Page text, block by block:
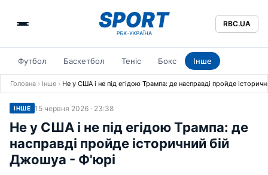
RBC.UA
Футбол Баскетбол Теніс Бокс Інше
Головна › Інше › Не у США і не під егідою Трампа: де насправді пройде
ІНШЕ 15 червня 2026 · 23:38
Не у США і не під егідою Трампа: де
насправді пройде історичний бій
Джошуа - Ф'юрі